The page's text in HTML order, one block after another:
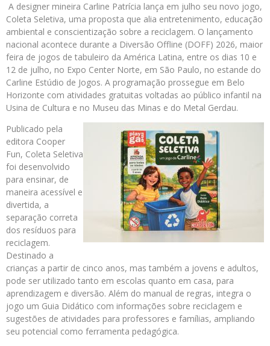
A designer mineira Carline Patrícia lança em julho seu novo jogo,
Coleta Seletiva, uma proposta que alia entretenimento, educação
ambiental e conscientização sobre a reciclagem. O lançamento
nacional acontece durante a Diversão Offline (DOFF) 2026, maior
feira de jogos de tabuleiro da América Latina, entre os dias 10 e
12 de julho, no Expo Center Norte, em São Paulo, no estande do
Carline Estúdio de Jogos. A programação prossegue em Belo
Horizonte com atividades gratuitas voltadas ao público infantil na
Usina de Cultura e no Museu das Minas e do Metal Gerdau.
Publicado pela
editora Cooper
Fun, Coleta Seletiva
foi desenvolvido
para ensinar, de
maneira acessível e
divertida, a
separação correta
dos resíduos para
reciclagem.
Destinado a
crianças a partir de cinco anos, mas também a jovens e adultos,
pode ser utilizado tanto em escolas quanto em casa, para
aprendizagem e diversão. Além do manual de regras, integra o
jogo um Guia Didático com informações sobre reciclagem e
sugestões de atividades para professores e famílias, ampliando
seu potencial como ferramenta pedagógica.